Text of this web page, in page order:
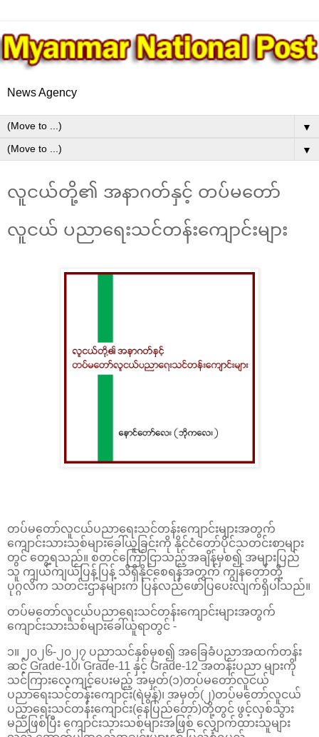
News Agency
▼
▼
လူငယ်တို့၏ အနာဂတ်နှင့် တပ်မတော်
လူငယ် ပညာရေးသင်တန်းကျောင်းများ
တပ်မတော်လူငယ်ပညာရေးသင်တန်းကျောင်းများအတွက်
ကျောင်းသားသစ်များခေါ်ယူခြင်းကို နိုင်ငံတော်ပိုင်သတင်းစာများ
တွင် တွေ့ရသည်။ စတင်ကြော်ငြာသည့်အချိန်မှစ၍ အများပြည်
သူ ကျယ်ကျယ်ပြန့်ပြန့် သိရှိနိုင်စေရန်အတွက် ကျွန်တော်တို့
ပုဂ္ဂလိက သတင်းဌာနများက ပြန်လည်ဖော်ပြပေးလျက်ရှိပါသည်။
တပ်မတော်လူငယ်ပညာရေးသင်တန်းကျောင်းများအတွက်
ကျောင်းသားသစ်များခေါ်ယူရာတွင် -
၁။ ၂၀၂၆-၂၀၂၇ ပညာသင်နှစ်မှစ၍ အခြေခံပညာအထက်တန်း
ဆင့် Grade-10၊ Grade-11 နှင့် Grade-12 အတန်းပညာ များကို
သင်ကြားလေ့ကျင့်ပေးမည့် အမှတ်(၁)တပ်မတော်လူငယ်
ပညာရေးသင်တန်းကျောင်း(ရဲမွန်)၊ အမှတ်(၂)တပ်မတော်လူငယ်
ပညာရေးသင်တန်းကျောင်း(နေပြည်တော်)တို့တွင် ဖွင့်လှစ်သွား
မည်ဖြစ်ပြီး ကျောင်းသားသစ်များအဖြစ် လျှောက်ထားသူများ